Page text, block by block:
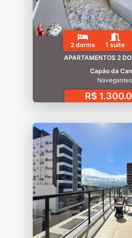
2 dorms 1 suíte
APARTAMENTOS 2
Capão da
Navegantes
R$